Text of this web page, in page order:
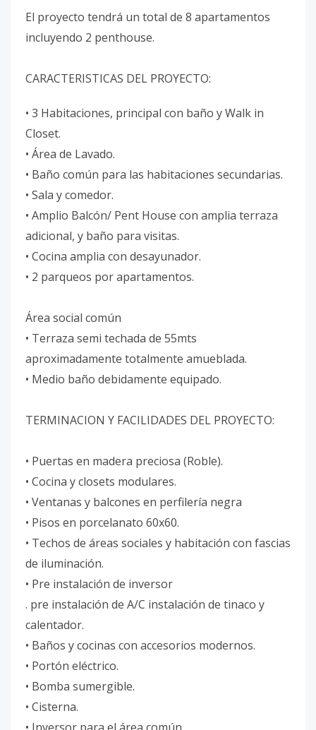
El proyecto tendrá un total de 8 apartamentos
incluyendo 2 penthouse.
CARACTERISTICAS DEL PROYECTO:
• 3 Habitaciones, principal con baño y Walk in
Closet.
• Área de Lavado.
• Baño común para las habitaciones secundarias.
• Sala y comedor.
• Amplio Balcón/ Pent House con amplia terraza
adicional, y baño para visitas.
• Cocina amplia con desayunador.
• 2 parqueos por apartamentos.
Área social común
• Terraza semi techada de 55mts
aproximadamente totalmente amueblada.
• Medio baño debidamente equipado.
TERMINACION Y FACILIDADES DEL PROYECTO:
• Puertas en madera preciosa (Roble).
• Cocina y closets modulares.
• Ventanas y balcones en perfilería negra
• Pisos en porcelanato 60x60.
• Techos de áreas sociales y habitación con fascias
de iluminación.
• Pre instalación de inversor
. pre instalación de A/C instalación de tinaco y
calentador.
• Baños y cocinas con accesorios modernos.
• Portón eléctrico.
• Bomba sumergible.
• Cisterna.